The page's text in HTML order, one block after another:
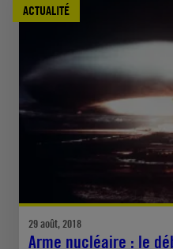
ACTUALITÉ
29 août, 2018
Arme nucléaire : le